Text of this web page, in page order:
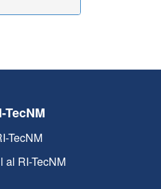
TecNM
al RI-TecNM